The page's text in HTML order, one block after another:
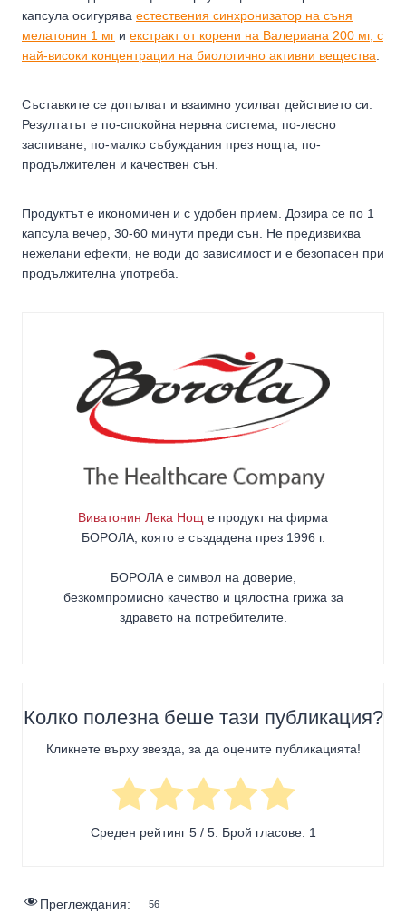
капсула осигурява естествения синхронизатор на съня
мелатонин 1 мг и екстракт от корени на Валериана 200 мг, с
най-високи концентрации на биологично активни вещества
Съставките се допълват и взаимно усилват действието си.
Резултатът е по-спокойна нервна система, по-лесно
заспиване, по-малко събуждания през нощта, по-
продължителен и качествен сън.
Продуктът е икономичен и с удобен прием. Дозира се по 1
капсула вечер, 30-60 минути преди сън. Не предизвиква
нежелани ефекти, не води до зависимост и е безопасен при
продължителна употреба.
Виватонин Лека Нощ е продукт на фирма
БОРОЛА, която е създадена през 1996 г.
БОРОЛА е символ на доверие,
безкомпромисно качество и цялостна грижа за
здравето на потребителите.
Колко полезна беше тази публикация?
Кликнете върху звезда, за да оцените публикацията!
Среден рейтинг 5/ 5. Брой гласове: 1
Преглеждания: 56